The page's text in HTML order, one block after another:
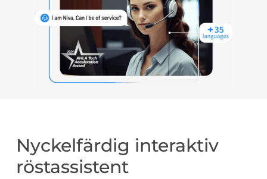
Nyckelfärdig interaktiv
röstassistent